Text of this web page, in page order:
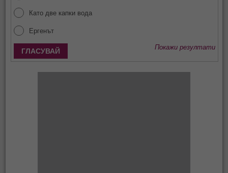
Като две капки вода
Ергенът
Покажи резултати